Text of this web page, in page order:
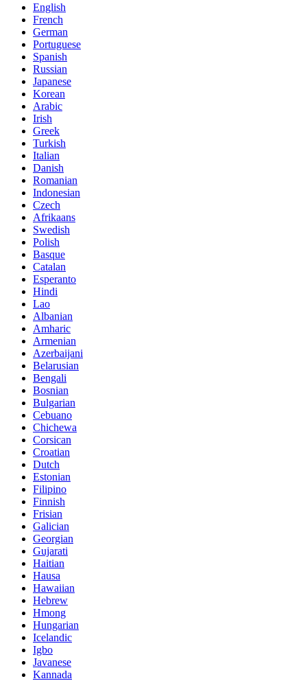
English
French
German
Portuguese
Spanish
Russian
Japanese
Korean
Arabic
Irish
Greek
Turkish
Italian
Danish
Romanian
Indonesian
Czech
Afrikaans
Swedish
Polish
Basque
Catalan
Esperanto
Hindi
Lao
Albanian
Amharic
Armenian
Azerbaijani
Belarusian
Bengali
Bosnian
Bulgarian
Cebuano
Chichewa
Corsican
Croatian
Dutch
Estonian
Filipino
Finnish
Frisian
Galician
Georgian
Gujarati
Haitian
Hausa
Hawaiian
Hebrew
Hmong
Hungarian
Icelandic
Igbo
Javanese
Kannada